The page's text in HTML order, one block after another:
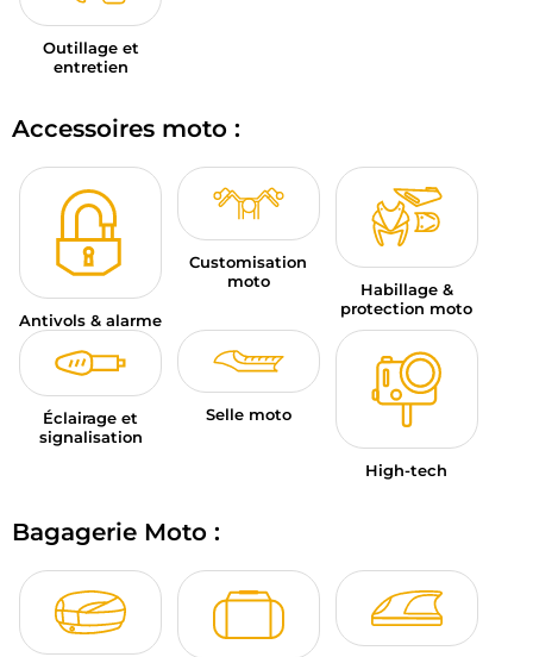
Outillage et
entretien
Accessoires moto :
Antivols & alarme
Customisation
moto
Habillage &
protection moto
Éclairage et
signalisation
Selle moto
High-tech
Bagagerie Moto :